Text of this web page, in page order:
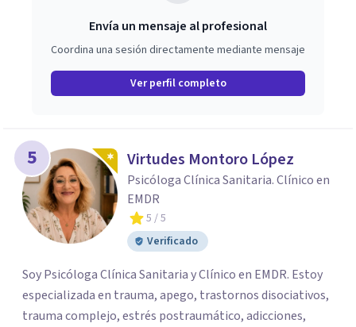
Envía un mensaje al profesional
Coordina una sesión directamente mediante mensaje
Ver perfil completo
5 Virtudes Montoro López
Psicóloga Clínica Sanitaria. Clínico en
EMDR
5 / 5
Verificado
Soy Psicóloga Clínica Sanitaria y Clínico en EMDR. Estoy
especializada en trauma, apego, trastornos disociativos,
trauma complejo, estrés postraumático, adicciones,